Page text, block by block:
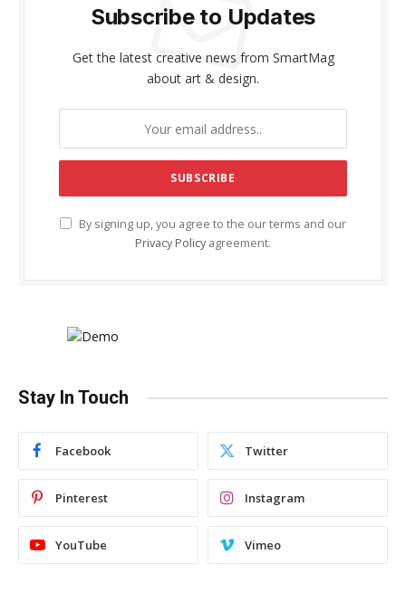
Subscribe to Updates
Get the latest creative news from SmartMag
about art & design.
By signing up, you agree to the our terms and our
Privacy Policy agreement.
Stay In Touch
Facebook Twitter
Pinterest Instagram
YouTube Vimeo